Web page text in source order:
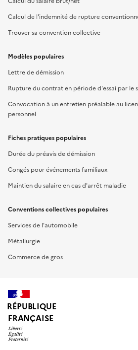
Calcul de l'indemnité de rupture
Trouver sa convention collective
Modèles populaires
Lettre de démission
Rupture du contrat en période d'essai par le
Convocation à un entretien préalable au
personnel
Fiches pratiques populaires
Durée du préavis de démission
Congés pour événements familiaux
Maintien du salaire en cas d'arrêt maladie
Conventions collectives populaires
Services de l'automobile
Métallurgie
Commerce de gros
RÉPUBLIQUE
FRANÇAISE